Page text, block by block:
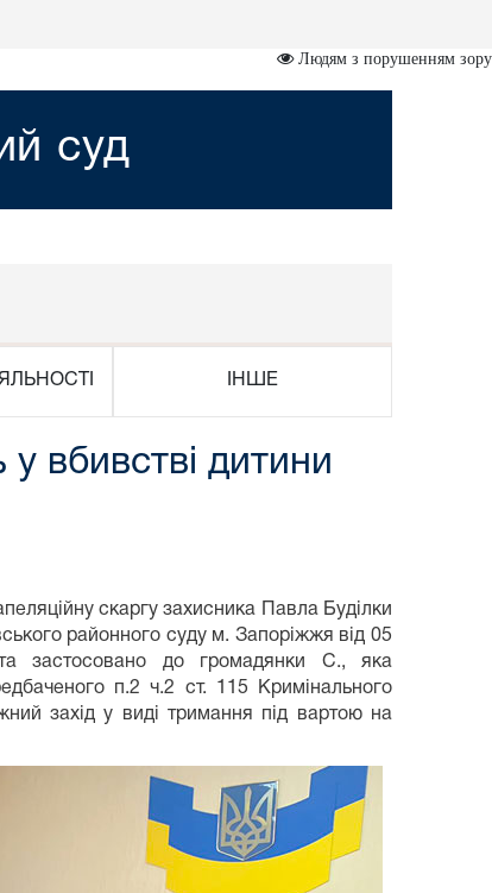
Людям з порушенням зору
суд
ІНШЕ
вбивстві дитини
скаргу захисника Павла Буділки
районного суду м. Запоріжжя від 05
застосовано до громадянки С., яка
п.2 ч.2 ст. 115 Кримінального
захід у виді тримання під вартою на